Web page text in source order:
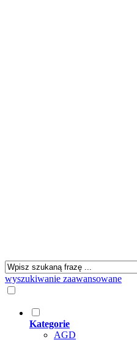
wyszukiwanie zaawansowane
Kategorie
AGD